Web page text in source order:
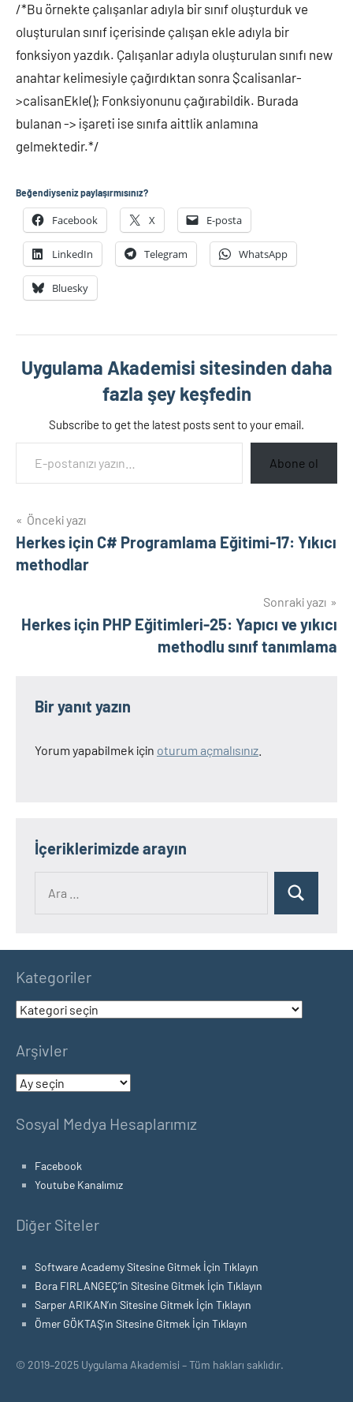
/*Bu örnekte çalışanlar adıyla bir sınıf oluşturduk ve
oluşturulan sınıf içerisinde çalışan ekle adıyla bir
fonksiyon yazdık. Çalışanlar adıyla oluşturulan sınıfı new
anahtar kelimesiyle çağırdıktan sonra $calisanlar-
>calisanEkle(); Fonksiyonunu çağırabildik. Burada
bulanan -> işareti ise sınıfa aittlik anlamına
gelmektedir.*/
Beğendiyseniz paylaşırmısınız?
Facebook X E-posta
LinkedIn Telegram WhatsApp
Bluesky
Uygulama Akademisi sitesinden daha
fazla şey keşfedin
Subscribe to get the latest posts sent to your email.
E-postanızı yazın…
Abone ol
Yazı
gezinmesi
Önceki yazı
Herkes için C# Programlama Eğitimi-17: Yıkıcı
methodlar
Sonraki yazı
Herkes için PHP Eğitimleri-25: Yapıcı ve yıkıcı
methodlu sınıf tanımlama
Bir yanıt yazın
Yorum yapabilmek için oturum açmalısınız
İçeriklerimizde arayın
Ara
Kategoriler
Kategoriler
Arşivler
Arşivler
Sosyal Medya Hesaplarımız
Facebook
Youtube Kanalımız
Diğer Siteler
Software Academy Sitesine Gitmek İçin Tıklayın
Bora FIRLANGEÇ’in Sitesine Gitmek İçin Tıklayın
Sarper ARIKAN’ın Sitesine Gitmek İçin Tıklayın
Ömer GÖKTAŞ’ın Sitesine Gitmek İçin Tıklayın
© 2019–2025 Uygulama Akademisi – Tüm hakları saklıdır.